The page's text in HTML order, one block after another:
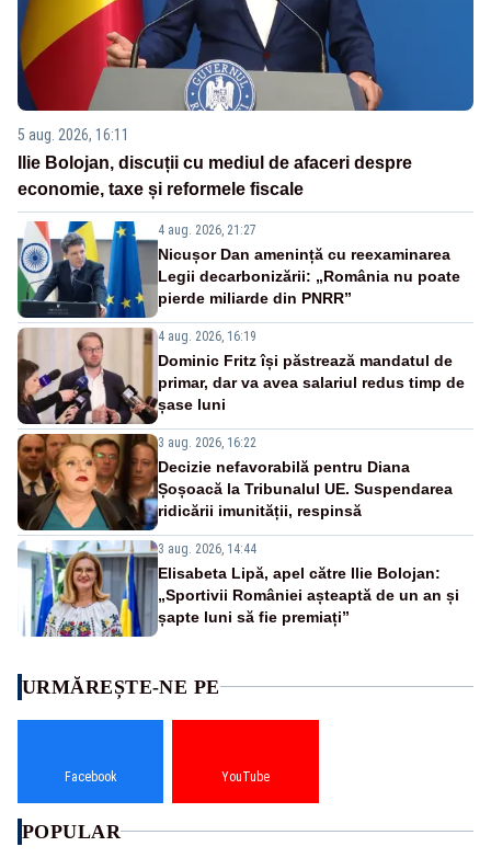
5 aug. 2026, 16:11
Ilie Bolojan, discuții cu mediul de afaceri despre
economie, taxe și reformele fiscale
4 aug. 2026, 21:27
Nicușor Dan amenință cu reexaminarea
Legii decarbonizării: „România nu poate
pierde miliarde din PNRR”
4 aug. 2026, 16:19
Dominic Fritz își păstrează mandatul de
primar, dar va avea salariul redus timp de
șase luni
3 aug. 2026, 16:22
Decizie nefavorabilă pentru Diana
Șoșoacă la Tribunalul UE. Suspendarea
ridicării imunității, respinsă
3 aug. 2026, 14:44
Elisabeta Lipă, apel către Ilie Bolojan:
„Sportivii României așteaptă de un an și
șapte luni să fie premiați”
URMĂREȘTE-NE PE
Facebook YouTube
POPULAR